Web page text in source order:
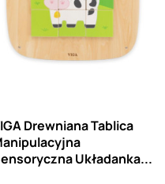
Drewniana Tablica
Układanka...